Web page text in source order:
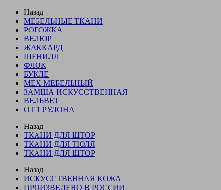
Назад
МЕБЕЛЬНЫЕ ТКАНИ
РОГОЖКА
ВЕЛЮР
ЖАККАРД
ШЕНИЛЛ
ФЛОК
БУКЛЕ
МЕХ МЕБЕЛЬНЫЙ
ЗАМША ИСКУССТВЕННАЯ
ВЕЛЬВЕТ
ОТ 1 РУЛОНА
Назад
ТКАНИ ДЛЯ ШТОР
ТКАНИ ДЛЯ ТЮЛЯ
ТКАНИ ДЛЯ ШТОР
Назад
ИСКУССТВЕННАЯ КОЖА
ПРОИЗВЕДЕНО В РОССИИ